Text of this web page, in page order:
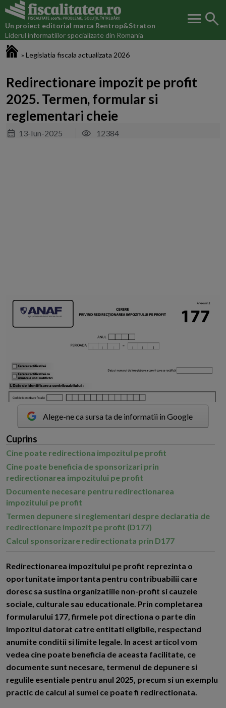
Un proiect editorial marca Rentrop&Straton -
Liderul informatiilor specializate din Romania
menu search
» Legislatia fiscala actualizata 2026
Redirectionare impozit pe profit
2025. Termen, formular si
reglementari cheie
13-Iun-2025 12384
Alege-ne ca sursa ta de informatii in Google
Cuprins
Cine poate redirectiona impozitul pe profit
Cine poate beneficia de sponsorizari prin
redirectionarea impozitului pe profit
Documente necesare pentru redirectionarea
impozitului pe profit
Termen depunere si reglementari despre declaratia de
redirectionare impozit pe profit (D177)
Calcul sponsorizare redirectionata prin D177
Redirectionarea impozitului pe profit reprezinta o
oportunitate importanta pentru contribuabilii care
doresc sa sustina organizatiile non-profit si cauzele
sociale, culturale sau educationale. Prin completarea
formularului 177, firmele pot directiona o parte din
impozitul datorat catre entitati eligibile, respectand
anumite conditii si limite legale. In acest articol vom
vedea cine poate beneficia de aceasta facilitate, ce
documente sunt necesare, termenul de depunere si
regulile esentiale pentru anul 2025, precum si un exemplu
practic de calcul al sumei ce poate fi redirectionata.